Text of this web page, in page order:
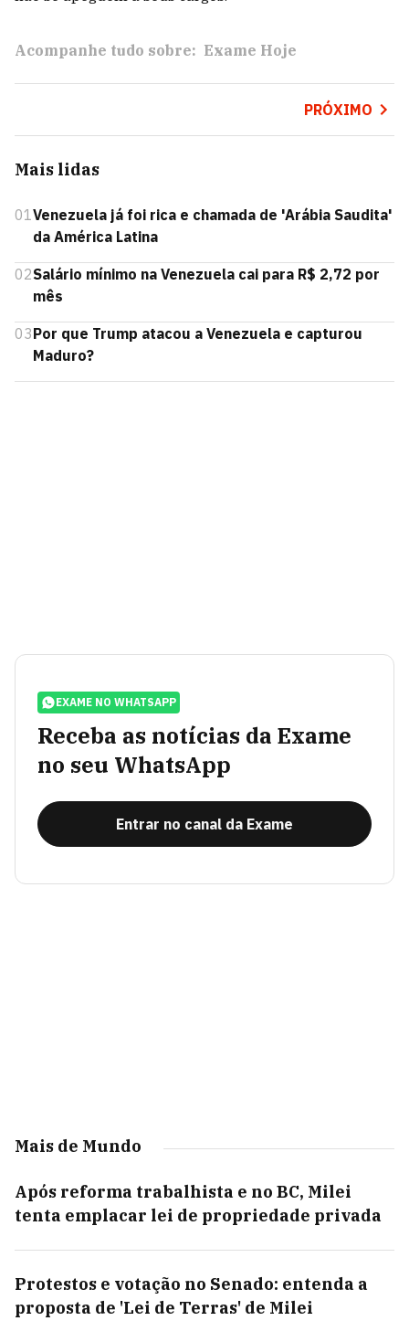
Acompanhe tudo sobre: Exame Hoje
PRÓXIMO
Mais lidas
01Venezuela já foi rica e chamada de 'Arábia Saudita'
da América Latina
02Salário mínimo na Venezuela cai para R$ 2,72 por
mês
03Por que Trump atacou a Venezuela e capturou
Maduro?
EXAME NO WHATSAPP
Receba as notícias da Exame
no seu WhatsApp
Entrar no canal da Exame
Mais de Mundo
Após reforma trabalhista e no BC, Milei
tenta emplacar lei de propriedade privada
Protestos e votação no Senado: entenda a
proposta de 'Lei de Terras' de Milei